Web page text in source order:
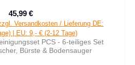
Verkaufspreis:
45,99 €
Versandkosten / Lieferung DE:
| EU: 9,- € (2-12 Tage)
PCS - 6-teiliges Set
Bürste & Bodensauger